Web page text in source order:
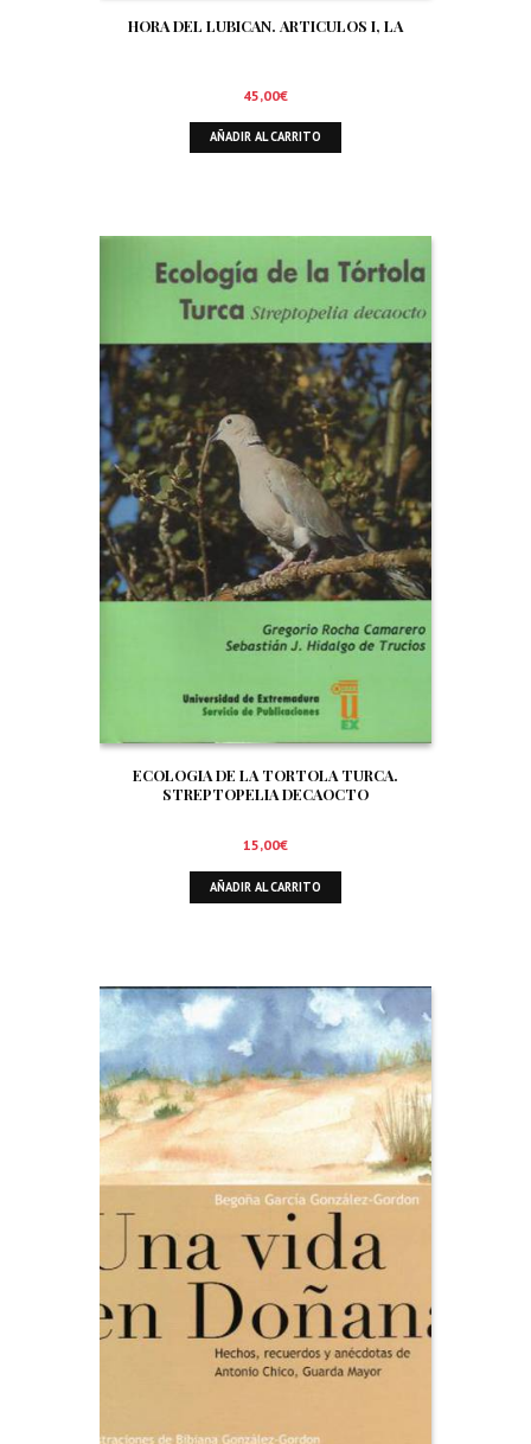
HORA DEL LUBICAN. ARTICULOS I, LA
45,00€
AÑADIR AL CARRITO
ECOLOGIA DE LA TORTOLA TURCA.
STREPTOPELIA DECAOCTO
15,00€
AÑADIR AL CARRITO